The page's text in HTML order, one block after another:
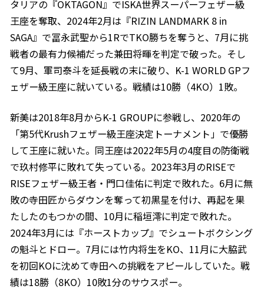
タリアの『OKTAGON』でISKA世界スーパーフェザー級
王座を奪取、2024年2月は『RIZIN LANDMARK 8 in
SAGA』で冨永武聖から1RでTKO勝ちを奪うと、7月に挑
戦者の最有力候補だった兼田将暉を判定で破った。そし
て9月、軍司泰斗を延長戦の末に破り、K-1 WORLD GPフ
ェザー級王座に就いている。戦績は10勝（4KO）1敗。
新美は2018年8月からK-1 GROUPに参戦し、2020年の
「第5代Krushフェザー級王座決定トーナメント」で優勝
して王座に就いた。同王座は2022年5月の4度目の防衛戦
で玖村修平に敗れて失っている。2023年3月のRISEで
RISEフェザー級王者・門口佳佑に判定で敗れた。6月に無
敗の寺田匠からダウンを奪って初黒星を付け、再起を果
たしたのもつかの間、10月に稲垣澪に判定で敗れた。
2024年3月には『ホーストカップ』でシュートボクシング
の魁斗とドロー。7月には竹内将生をKO、11月に大脇武
を初回KOに沈めて寺田への挑戦をアピールしていた。戦
績は18勝（8KO）10敗1分のサウスポー。